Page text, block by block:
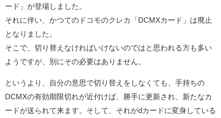
ード」が登場しました。
それに伴い、かつてのドコモのクレカ「DCMXカード」は廃止
となりました。
そこで、切り替えなければいけないのではと思われる方も多い
ようですが、別にその必要はありません。
というより、自分の意思で切り替えをしなくても、手持ちの
DCMXの有効期限切れが近付けば、勝手に更新され、新たなカ
ードが送られて来ます。そして、それがdカードに変身している